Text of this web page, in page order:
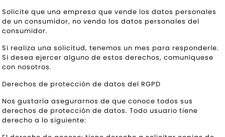
Solicite que una empresa que vende los datos personales
de un consumidor, no venda los datos personales del
consumidor.
Si realiza una solicitud, tenemos un mes para responderle.
Si desea ejercer alguno de estos derechos, comuníquese
con nosotros.
Derechos de protección de datos del RGPD
Nos gustaría asegurarnos de que conoce todos sus
derechos de protección de datos. Todo usuario tiene
derecho a lo siguiente: